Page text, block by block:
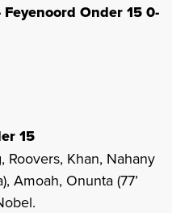
Onder 15 0-
15
Roovers, Khan, Nahany
Amoah, Onunta (77’